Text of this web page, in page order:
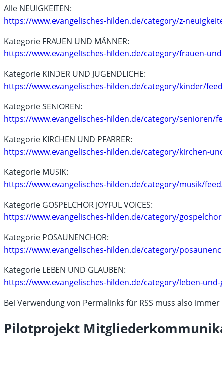
Alle NEUIGKEITEN:
https://www.evangelisches-hilden.de/category/z-
Kategorie FRAUEN UND MÄNNER:
https://www.evangelisches-hilden.de/category/frauen-
Kategorie KINDER UND JUGENDLICHE:
https://www.evangelisches-hilden.de/category/kinder/
Kategorie SENIOREN:
https://www.evangelisches-hilden.de/category/senioren/
Kategorie KIRCHEN UND PFARRER:
https://www.evangelisches-hilden.de/category/kirchen-
Kategorie MUSIK:
https://www.evangelisches-hilden.de/category/musik/
Kategorie GOSPELCHOR JOYFUL VOICES:
https://www.evangelisches-hilden.de/category/
Kategorie POSAUNENCHOR:
https://www.evangelisches-hilden.de/category/
Kategorie LEBEN UND GLAUBEN:
https://www.evangelisches-hilden.de/category/leben-
Bei Verwendung von Permalinks für RSS muss also
Pilotprojekt